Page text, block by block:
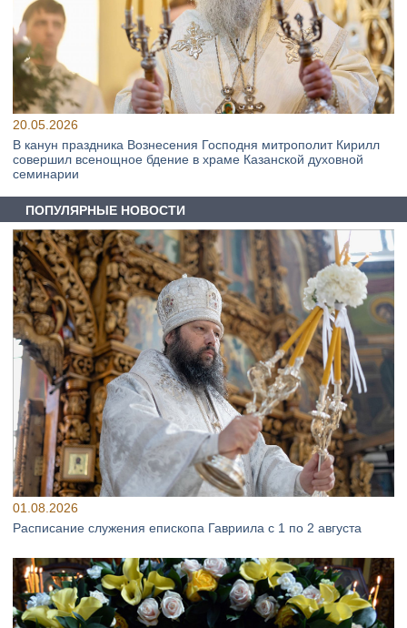
20.05.2026
В канун праздника Вознесения Господня митрополит Кирилл
совершил всенощное бдение в храме Казанской духовной
семинарии
ПОПУЛЯРНЫЕ НОВОСТИ
01.08.2026
Расписание служения епископа Гавриила с 1 по 2 августа